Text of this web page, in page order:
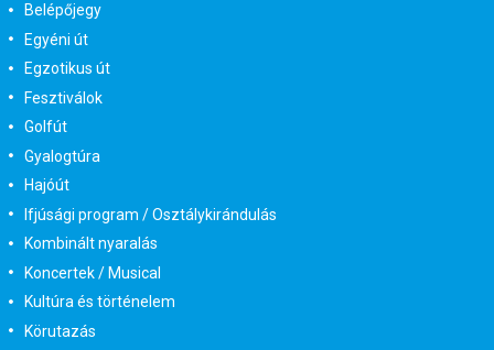
Belépőjegy
Egyéni út
Egzotikus út
Fesztiválok
Golfút
Gyalogtúra
Hajóút
Ifjúsági program / Osztálykirándulás
Kombinált nyaralás
Koncertek / Musical
Kultúra és történelem
Körutazás